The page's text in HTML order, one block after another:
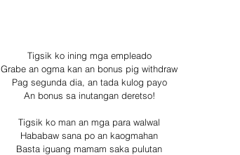
Tigsik ko ining mga empleado
Grabe an ogma kan an bonus pig withdraw
Pag segunda dia, an tada kulog payo
An bonus sa inutangan deretso!
Tigsik ko man an mga para walwal
Hababaw sana po an kaogmahan
Basta iguang mamam saka pulutan